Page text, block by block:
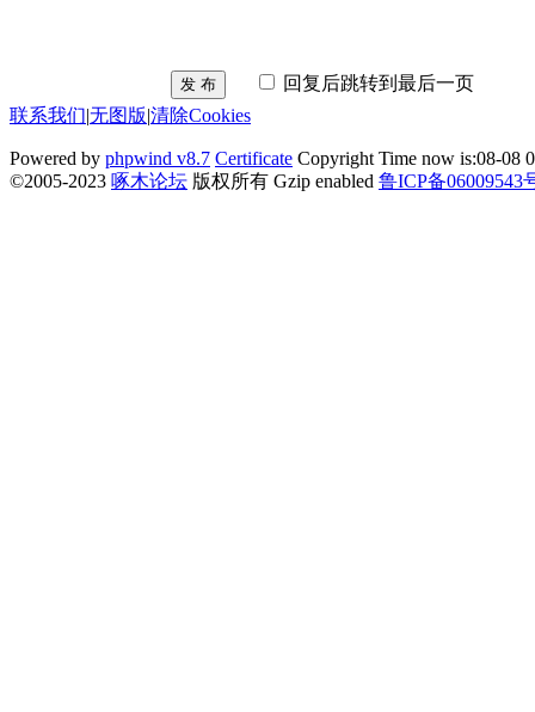
发 布
回复后跳转到最后一页
联系我们|无图版|清除Cookies
Powered by phpwind v8.7 Certificate Copyright Time now is:08-08
©2005-2023 啄木论坛 版权所有 Gzip enabled 鲁ICP备06009543